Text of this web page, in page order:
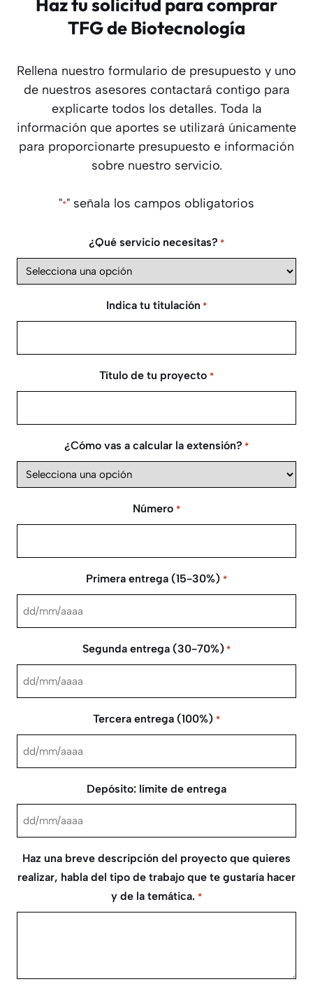
Haz tu solicitud para comprar
TFG de Biotecnología
Rellena nuestro formulario de presupuesto y uno
de nuestros asesores contactará contigo para
explicarte todos los detalles. Toda la
información que aportes se utilizará únicamente
para proporcionarte presupuesto e información
sobre nuestro servicio.
"*" señala los campos obligatorios
¿Qué servicio necesitas? *
Indica tu titulación *
Título de tu proyecto *
¿Cómo vas a calcular la extensión? *
Número *
Primera entrega (15-30%) *
DD
barra
AAAA
Segunda entrega (30-70%) *
DD
barra
AAAA
Tercera entrega (100%) *
DD
barra
AAAA
Depósito: límite de entrega
DD
MM
barra
Haz una breve descripción del proyecto que quieres
realizar, habla del tipo de trabajo que te gustaría hacer
y de la temática. *